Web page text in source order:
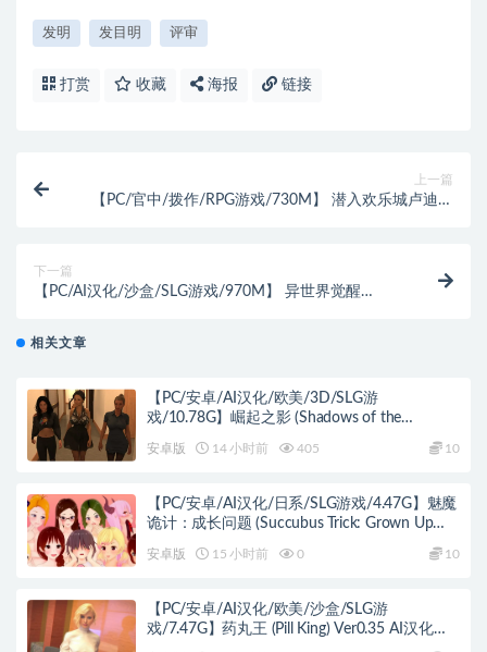
发明 发目明 评审
打赏 收藏 海报 链接
上一篇
【PC/官中/拨作/RPG游戏/730M】 潜入欢乐城卢迪尔
下一篇
【PC/AI汉化/沙盒/SLG游戏/970M】 异世界觉醒
相关文章
【PC/安卓/AI汉化/欧美/3D/SLG游
戏/10.78G】崛起之影 (Shadows of the
Ascendant) Day 3 August AI汉化版 PC+安卓
+欧美3D SLG+10.78G
安卓版 14 小时前 405 10
【PC/安卓/AI汉化/日系/SLG游戏/4.47G】魅魔
诡计：成长问题 (Succubus Trick: Grown Up
Problem) Ver0.9.7 AI汉化版+PC+安卓+日系SLG
游戏+4.47G
安卓版 15 小时前 0 10
【PC/安卓/AI汉化/欧美/沙盒/SLG游
戏/7.47G】药丸王 (Pill King) Ver0.35 AI汉化版